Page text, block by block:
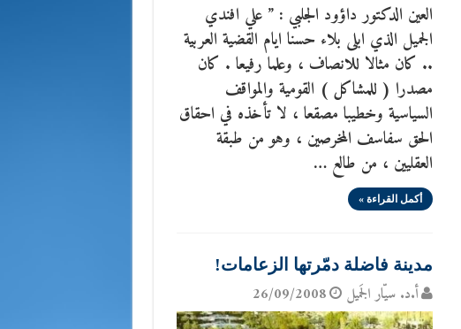
العين الدكتور داؤود الجلبي : ” علي افندي
الجميل الذي ابلى بلاء حسنا ايام القضية العربية
.. كان مثالا للانصاف ، وعلما رفيعا . كان
مصدرا ( للمشاكل ) القومية والمواقف
السياسية وخطيبا مصقعا ، لا تأخذه في احقاق
الحق سفاسف المخرصين ، وهو من طبقة
العقليين ، من طالع …
أكمل القراءة »
مدينة فاضلة دمّرتها الزعامات!
أ.د. سيّار الجَميل 26/09/2008